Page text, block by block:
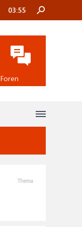
Thema
03:55
Foren